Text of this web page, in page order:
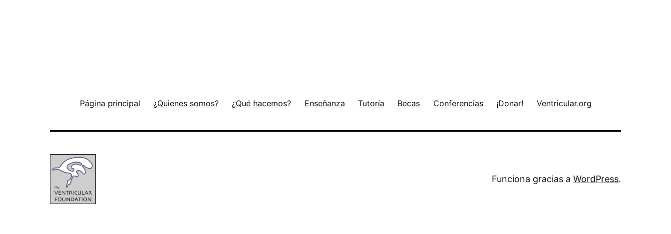
Página principal ¿Quienes somos? ¿Qué hacemos? Enseñanza Tutoría Becas Conferencias ¡Donar! Ventricular.org
Funciona gracias a WordPress.